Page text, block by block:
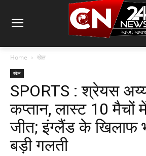
Home खेल
खेल
SPORTS : श्रेयस
कप्तान, लास्ट 10 मैचों
जीत; इंग्लैंड के खिलाफ
बड़ी गलती